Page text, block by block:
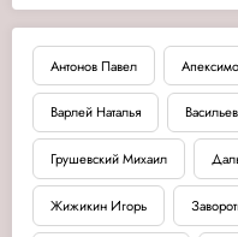
Антонов Павел
Варлей Наталья
Грушевский Михаил
Жижикин Игорь